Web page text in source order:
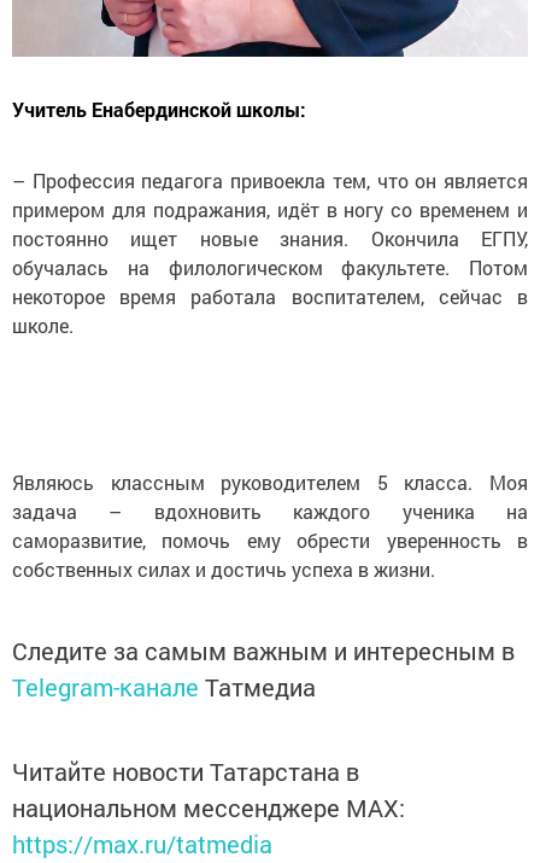
Учитель Енабердинской школы:
– Профессия педагога привоекла тем, что он является
примером для подражания, идёт в ногу со временем и
постоянно ищет новые знания. Окончила ЕГПУ,
обучалась на филологическом факультете. Потом
некоторое время работала воспитателем, сейчас в
школе.
Являюсь классным руководителем 5 класса. Моя
задача – вдохновить каждого ученика на
саморазвитие, помочь ему обрести уверенность в
собственных силах и достичь успеха в жизни.
Следите за самым важным и интересным в
Telegram-канале Татмедиа
Читайте новости Татарстана в
национальном мессенджере MАХ:
https://max.ru/tatmedia